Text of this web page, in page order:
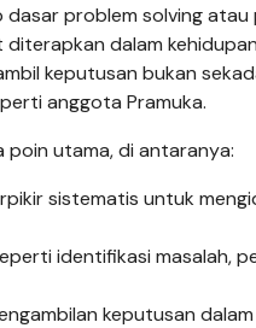
problem solving
dalam
keputusan bukan
anggota Pramuka.
utama, di antaranya:
sistematis untuk
identifikasi masalah,
keputusan